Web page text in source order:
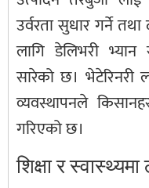
उर्वरता सुधार गर्ने
लागि डेलिभरी
सारेको छ। भेटेरिनरी
व्यवस्थापनले
गरिएको छ।
शिक्षा र